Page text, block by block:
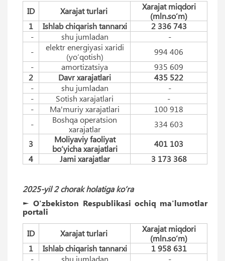
ID Xarajat turlari
Xarajat miqdori
(mln.so‘m)
1
Ishlab chiqarish tannarxi
2 336 743
-
shu jumladan
-
-
elektr energiyasi xaridi
(yo‘qotish)
994 406
-
amortizatsiya
935 609
2
Davr xarajatlari
435 522
-
shu jumladan
-
-
Sotish xarajatlari
-
-
Ma'muriy xarajatlari
100 918
-
Boshqa operatsion
xarajatlar
334 603
3
Moliyaviy faoliyat
bo‘yicha xarajatlari
401 103
4
Jami xarajatlar 3 173 368
2025-yil 2 chorak holatiga ko‘ra
► O'zbekiston Respublikasi ochiq ma'lumotlar
portali
ID Xarajat turlari
Xarajat miqdori
(mln.so‘m)
1
Ishlab chiqarish tannarxi
1 958 631
-
shu jumladan -